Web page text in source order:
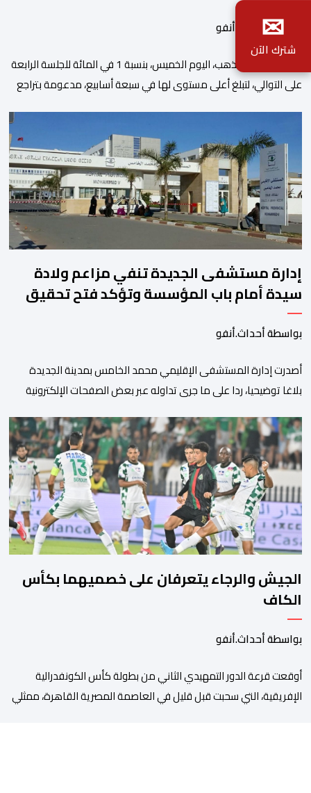
بواسطة أحداث.أنفو
ارتفعت أسعار الذهب، اليوم الخميس، بنسبة 1 في المائة للجلسة الرابعة
على التوالي، لتبلغ أعلى مستوى لها في سبعة أسابيع، مدعومة بتراجع
مسجلا أعلى مستوى له منذ 18 يونيو الماضي، فيما ارتفعت العقود
الأمريكية الآجلة […]
إدارة مستشفى الجديدة تنفي مزاعم ولادة
سيدة أمام باب المؤسسة وتؤكد فتح تحقيق
بواسطة أحداث.أنفو
أصدرت إدارة المستشفى الإقليمي محمد الخامس بمدينة الجديدة
بلاغا توضيحيا، ردا على ما جرى تداوله عبر بعض الصفحات الإلكترونية
مولودها أمام الباب الرئيسي للمستشفى بسبب رفض استقبالها أو
التكفل بها. وأكدت إدارة المستشفى أن السيدة المعنية حضرت إلى
مصلحة الولادة، حيث تم استقبالها وتسجيلها وإخضاعها […]
الجيش والرجاء يتعرفان على خصميهما بكأس
الكاف
بواسطة أحداث.أنفو
أوقعت قرعة الدور التمهيدي الثاني من بطولة كأس الكونفدرالية
الإفريقية، التي سحبت قبل قليل في العاصمة المصرية القاهرة، ممثلي
✉
شترك الآن